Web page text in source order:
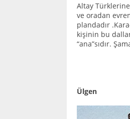
Altay
ve oradan
plandadır
kişinin bu
“ana”sıdır.
Ülgen